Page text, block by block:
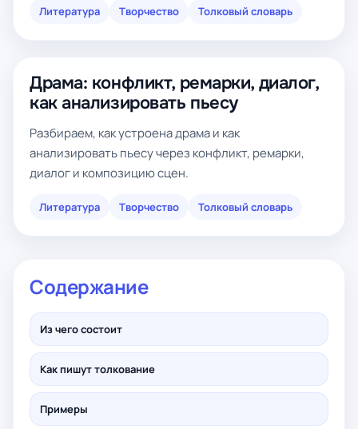
Литература Творчество Толковый словарь
Драма: конфликт, ремарки, диалог,
как анализировать пьесу
Разбираем, как устроена драма и как
анализировать пьесу через конфликт, ремарки,
диалог и композицию сцен.
Литература Творчество Толковый словарь
Содержание
Из чего состоит
Как пишут толкование
Примеры